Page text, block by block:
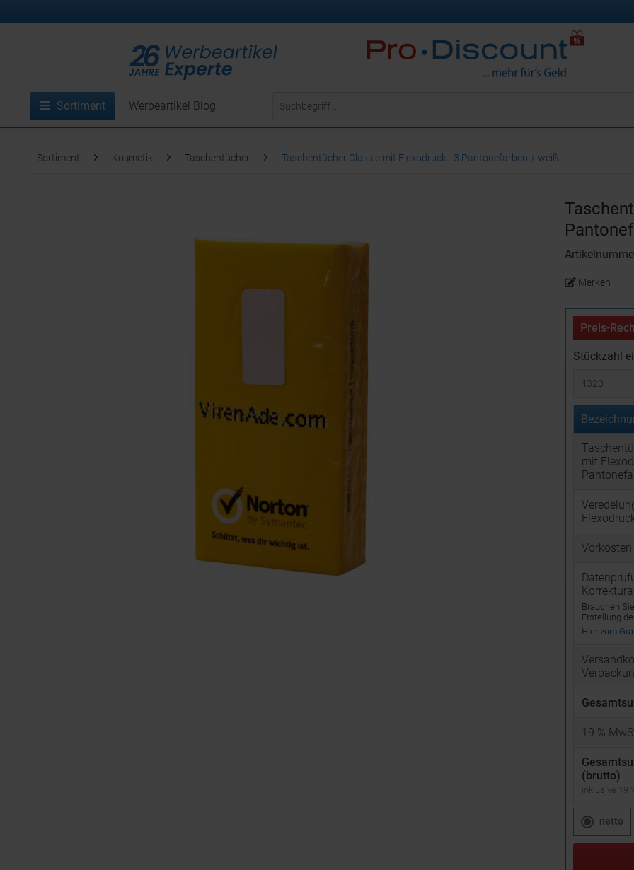
Sortiment Werbeartikel Blog
Sortiment Kosmetik Taschentücher Taschentücher Classic mit Flexodruck - 3 Pantonefarben + weiß
Merken
Preis-
Stückzahl
mit
Vorkosten
Brauchen
Erstellung
Hier zum
19 %
(brutto)
inklusive 19
netto